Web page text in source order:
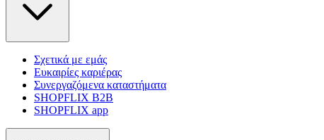
Σχετικά με εμάς
Ευκαιρίες καριέρας
Συνεργαζόμενα καταστήματα
SHOPFLIX B2B
SHOPFLIX app